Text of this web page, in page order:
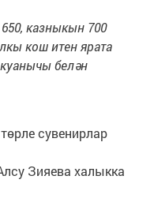
казныкын 700
кош итен ярата
белән
сувенирлар
Зияева халыкка